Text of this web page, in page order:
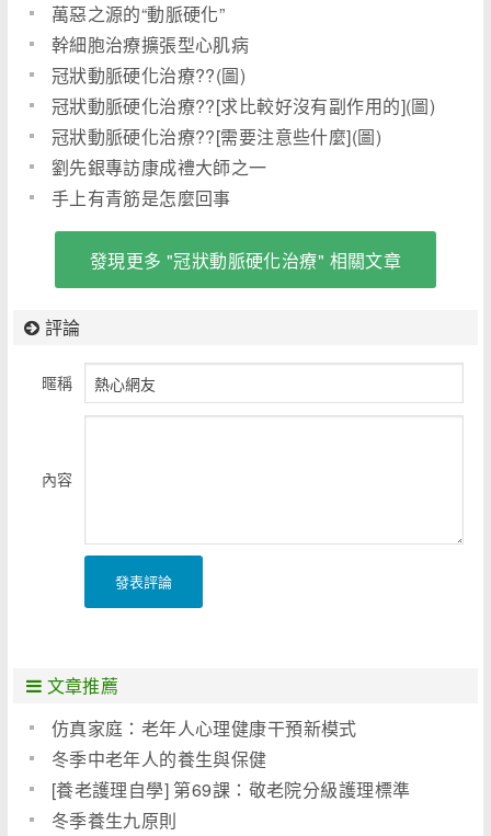
萬惡之源的“動脈硬化”
幹細胞治療擴張型心肌病
冠狀動脈硬化治療??(圖)
冠狀動脈硬化治療??[求比較好沒有副作用的](圖)
冠狀動脈硬化治療??[需要注意些什麼](圖)
劉先銀專訪康成禮大師之一
手上有青筋是怎麼回事
發現更多 "冠狀動脈硬化治療" 相關文章
評論
暱稱
內容
發表評論
文章推薦
仿真家庭：老年人心理健康干預新模式
冬季中老年人的養生與保健
[養老護理自學] 第69課：敬老院分級護理標準
冬季養生九原則